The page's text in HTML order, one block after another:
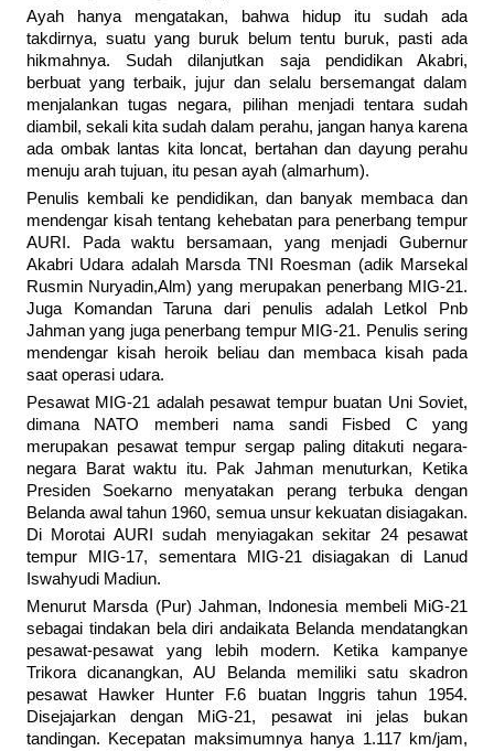
Ayah hanya mengatakan, bahwa hidup itu sudah ada
takdirnya, suatu yang buruk belum tentu buruk, pasti ada
hikmahnya. Sudah dilanjutkan saja pendidikan Akabri,
berbuat yang terbaik, jujur dan selalu bersemangat dalam
menjalankan tugas negara, pilihan menjadi tentara sudah
diambil, sekali kita sudah dalam perahu, jangan hanya karena
ada ombak lantas kita loncat, bertahan dan dayung perahu
menuju arah tujuan, itu pesan ayah (almarhum).
Penulis kembali ke pendidikan, dan banyak membaca dan
mendengar kisah tentang kehebatan para penerbang tempur
AURI. Pada waktu bersamaan, yang menjadi Gubernur
Akabri Udara adalah Marsda TNI Roesman (adik Marsekal
Rusmin Nuryadin,Alm) yang merupakan penerbang MIG-21.
Juga Komandan Taruna dari penulis adalah Letkol Pnb
Jahman yang juga penerbang tempur MIG-21. Penulis sering
mendengar kisah heroik beliau dan membaca kisah pada
saat operasi udara.
Pesawat MIG-21 adalah pesawat tempur buatan Uni Soviet,
dimana NATO memberi nama sandi Fisbed C yang
merupakan pesawat tempur sergap paling ditakuti negara-
negara Barat waktu itu. Pak Jahman menuturkan, Ketika
Presiden Soekarno menyatakan perang terbuka dengan
Belanda awal tahun 1960, semua unsur kekuatan disiagakan.
Di Morotai AURI sudah menyiagakan sekitar 24 pesawat
tempur MIG-17, sementara MIG-21 disiagakan di Lanud
Iswahyudi Madiun.
Menurut Marsda (Pur) Jahman, Indonesia membeli MiG-21
sebagai tindakan bela diri andaikata Belanda mendatangkan
pesawat-pesawat yang lebih modern. Ketika kampanye
Trikora dicanangkan, AU Belanda memiliki satu skadron
pesawat Hawker Hunter F.6 buatan Inggris tahun 1954.
Disejajarkan dengan MiG-21, pesawat ini jelas bukan
tandingan. Kecepatan maksimumnya hanya 1.117 km/jam,